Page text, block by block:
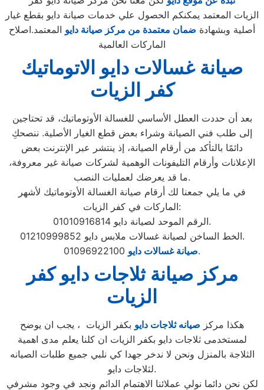
الزيات المعتمد يمكنكم الحصول علي خدمات صيانة دايو بقطع غيار
أصلية وبشهادة ضمان معتمدة من مركز صيانة دايو المعتمد.اصلاح
الماركات العالمية
صيانة غسالات دايو الاتوماتيك
كفر الزيات
بعد أن حددت العطل الأساسي للغسالة الأوتوماتيك، قد تحتاجين
إلى طلب فني الصيانة وشراء بعض قطع الغيار الأصلية. ننصحكِ
دائمًا بالتأكد من أرقام الصيانة، إذ ينتشر عبر الإنترنت بعض
الإعلانات وأرقام التليفونات الوهمية لشركات صيانة غير معروفة،
ما قد يعرضك لعمليات النصب.
في ما يلي جمعنا لك أرقام صيانة الغسالة الأوتوماتيك لأشهر
الماركات في كفر الزيات:
الرقم الموحد لصيانة دايو 01010916814.
الخط الساخن لصيانة غسالات ملابس دايو 01210999852.
صيانة غسالات دايو01096922100.
مركز صيانة ثلاجات دايو كفر
الزيات
هكذا مركز صيانه ثلاجات دايو بكفر الزيات ، يجب ان يوضح
لمستخدمى ثلاجات دايو بكفر الزيات ان كلنا يعلم مدى اهمية
الثلاجة بالمنزل ونحن لا ندخر جهدا كي نلبي جميع طلبات الصيانه
لثلاجات دايو.
لكن نحن دائما نولي عملائنا الاهتمام الدائم ونجد في وجود مشرفي